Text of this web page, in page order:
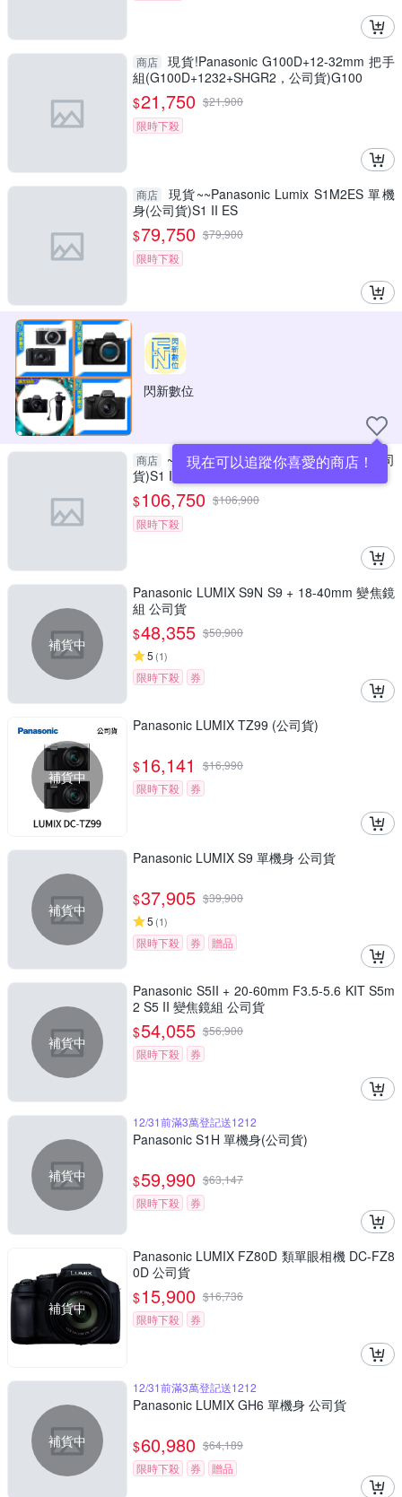
商店
現貨!Panasonic G100D+12-32mm 把手
組(G100D+1232+SHGR2，公司貨)G100
$21,750 $21,900
限時下殺
商店
現貨~~Panasonic Lumix S1M2ES 單機
身(公司貨)S1 II ES
$79,750 $79,900
限時下殺
閃新數位
現在可以追蹤你喜愛的商店！
商店
~Panasonic Lumix S1M2 單機身(公司
貨)S1 II
$106,750 $106,900
限時下殺
補貨中
Panasonic LUMIX S9N S9 + 18-40mm 變焦鏡
組 公司貨
$48,355 $50,900
5 (1)
限時下殺 券
補貨中
Panasonic LUMIX TZ99 (公司貨)
$16,141 $16,990
限時下殺
券
補貨中
Panasonic LUMIX S9 單機身 公司貨
$37,905 $39,900
5 (1)
限時下殺 券 贈品
補貨中
Panasonic S5II + 20-60mm F3.5-5.6 KIT S5m
2 S5 II 變焦鏡組 公司貨
$54,055 $56,900
限時下殺
券
補貨中
12/31前滿3萬登記送1212
Panasonic S1H 單機身(公司貨)
$59,990 $63,147
限時下殺
券
補貨中
Panasonic LUMIX FZ80D 類單眼相機 DC-FZ8
0D 公司貨
$15,900 $16,736
限時下殺
券
補貨中
12/31前滿3萬登記送1212
Panasonic LUMIX GH6 單機身 公司貨
$60,980 $64,189
限時下殺
券 贈品